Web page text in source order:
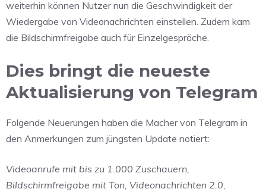
weiterhin können Nutzer nun die Geschwindigkeit der
Wiedergabe von Videonachrichten einstellen. Zudem kam
die Bildschirmfreigabe auch für Einzelgespräche.
Dies bringt die neueste
Aktualisierung von Telegram
Folgende Neuerungen haben die Macher von Telegram in
den Anmerkungen zum jüngsten Update notiert:
Videoanrufe mit bis zu 1.000 Zuschauern,
Bildschirmfreigabe mit Ton, Videonachrichten 2.0,